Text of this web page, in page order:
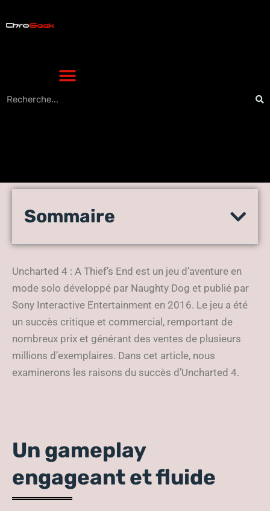
Uncharted 4 : A Thief’s End,
planétaire
Sommaire
Uncharted 4 : A Thief’s End est un jeu d’aventure en
mode solo développé par Naughty Dog et publié par
Sony Interactive Entertainment en 2016. Le jeu a été
un succès critique et commercial, remportant de
nombreux prix et générant des ventes de plusieurs
millions d’exemplaires. Dans cet article, nous
examinerons les raisons du succès d’Uncharted 4.
Un gameplay
engageant et fluide